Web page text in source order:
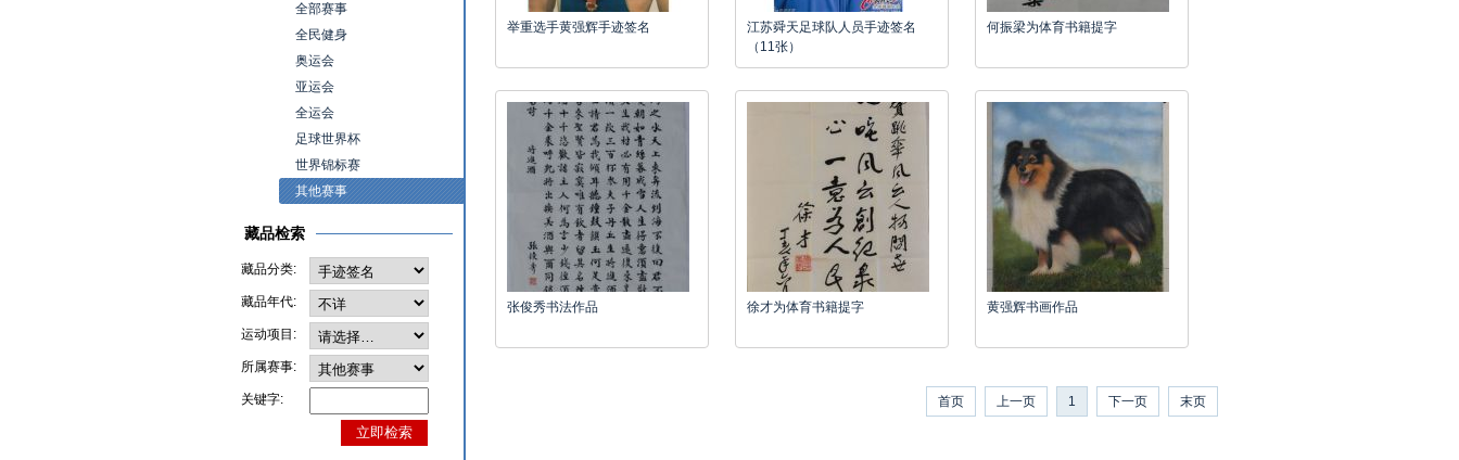
全部赛事
全民健身
奥运会
亚运会
全运会
足球世界杯
世界锦标赛
其他赛事
藏品检索
藏品分类:
藏品年代:
运动项目:
所属赛事:
关键字:
举重选手黄强辉手迹签名
江苏舜天足球队人员手迹签名
（11张）
何振梁为体育书籍提字
张俊秀书法作品 徐才为体育书籍提字 黄强辉书画作品
首页 上一页 1 下一页 末页